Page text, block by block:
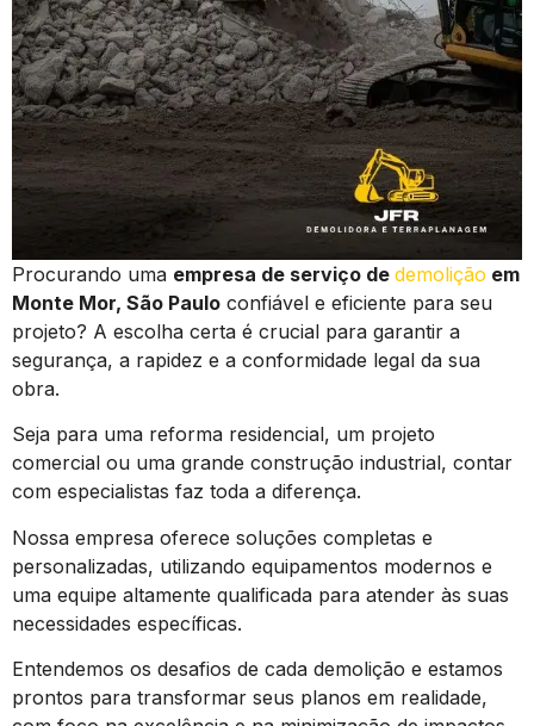
Procurando uma empresa de serviço de demolição em
Monte Mor, São Paulo confiável e eficiente para seu
projeto? A escolha certa é crucial para garantir a
segurança, a rapidez e a conformidade legal da sua
obra.
Seja para uma reforma residencial, um projeto
comercial ou uma grande construção industrial, contar
com especialistas faz toda a diferença.
Nossa empresa oferece soluções completas e
personalizadas, utilizando equipamentos modernos e
uma equipe altamente qualificada para atender às suas
necessidades específicas.
Entendemos os desafios de cada demolição e estamos
prontos para transformar seus planos em realidade,